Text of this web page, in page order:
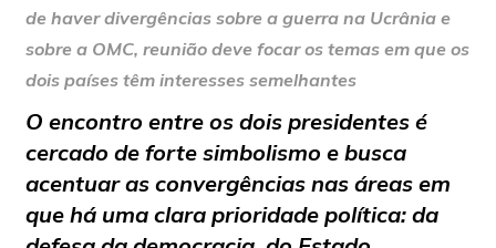
de haver divergências sobre a guerra na Ucrânia e
sobre a OMC, reunião deve focar os temas em que os
dois países têm interesses semelhantes
O encontro entre os dois presidentes é
cercado de forte simbolismo e busca
acentuar as convergências nas áreas em
que há uma clara prioridade política: da